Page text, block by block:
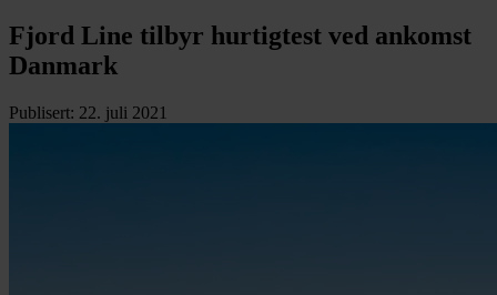
Fjord Line tilbyr hurtigtest ved ankomst
Danmark
Publisert: 22. juli 2021